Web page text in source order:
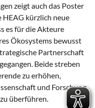
zeigt auch das Poster
HEAG kürzlich neue
es für die Akteure
Ökosystems bewusst
Partnerschaft
Beide streben
zu erhöhen,
und Forschung
überführen.